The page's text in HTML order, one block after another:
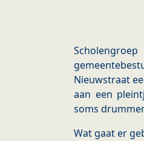
Nieuwstraat
aan een
soms
Wat gaat er